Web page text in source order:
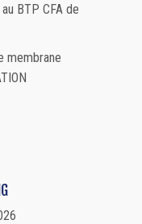
BTP CFA de
membrane